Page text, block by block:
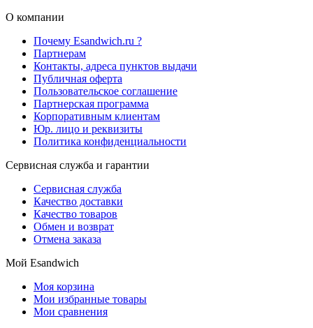
О компании
Почему Esandwich.ru ?
Партнерам
Контакты, адреса пунктов выдачи
Публичная оферта
Пользовательское соглашение
Партнерская программа
Корпоративным клиентам
Юр. лицо и реквизиты
Политика конфиденциальности
Сервисная служба и гарантии
Сервисная служба
Качество доставки
Качество товаров
Обмен и возврат
Отмена заказа
Мой Esandwich
Моя корзина
Мои избранные товары
Мои сравнения